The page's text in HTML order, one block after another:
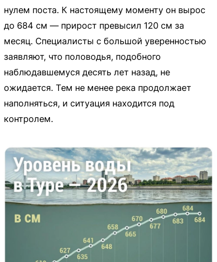
нулем поста. К настоящему моменту он вырос
до 684 см — прирост превысил 120 см за
месяц. Специалисты с большой уверенностью
заявляют, что половодья, подобного
наблюдавшемуся десять лет назад, не
ожидается. Тем не менее река продолжает
наполняться, и ситуация находится под
контролем.